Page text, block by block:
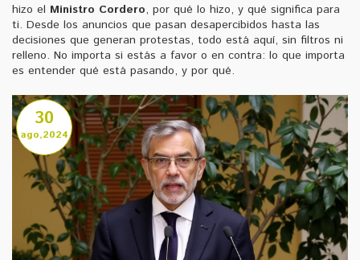
hizo el Ministro Cordero, por qué lo hizo, y qué significa para
ti. Desde los anuncios que pasan desapercibidos hasta las
decisiones que generan protestas, todo está aquí, sin filtros ni
relleno. No importa si estás a favor o en contra: lo que importa
es entender qué está pasando, y por qué.
30
ago,2024